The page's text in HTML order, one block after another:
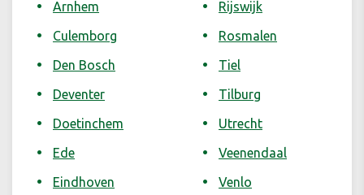
Arnhem
Culemborg
Den Bosch
Deventer
Doetinchem
Ede
Eindhoven
Rijswijk
Rosmalen
Tiel
Tilburg
Utrecht
Veenendaal
Venlo